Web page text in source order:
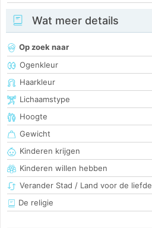
Wat meer details
Op zoek naar
Ogenkleur
Haarkleur
Lichaamstype
Hoogte
Gewicht
Kinderen krijgen
Kinderen willen hebben
Verander Stad / Land voor de liefde
De religie